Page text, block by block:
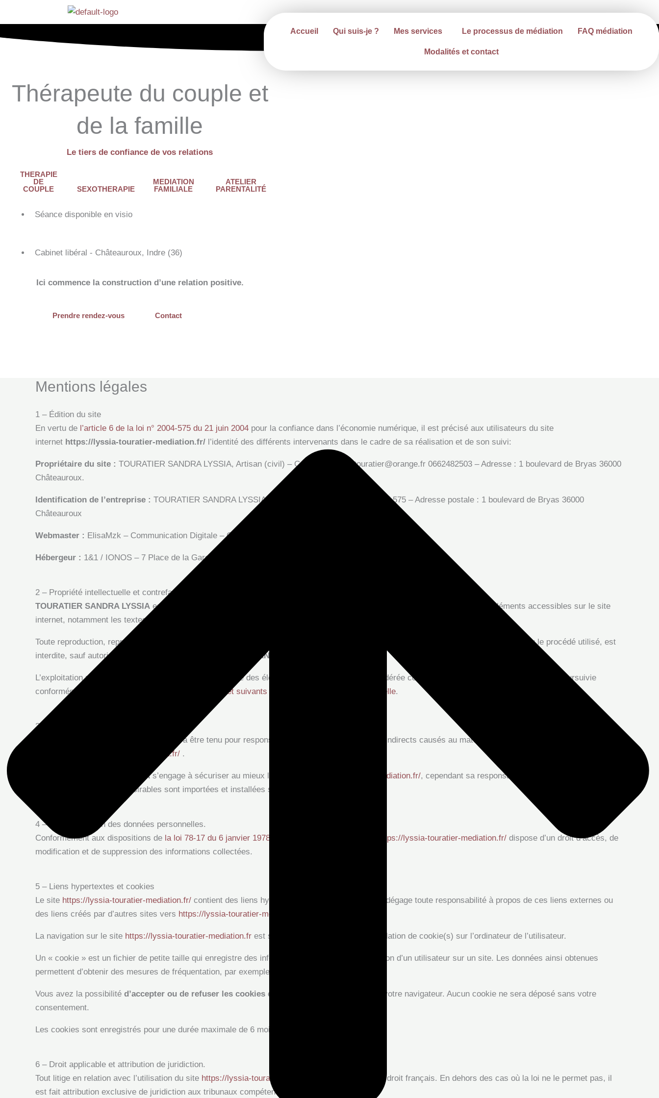
Accueil Qui suis-je ? Mes services Le processus de médiation FAQ médiation
Modalités et contact
Thérapeute du couple et
de la famille
Le tiers de confiance de vos relations
THERAPIE
DE
COUPLE
SEXOTHERAPIE
MEDIATION
FAMILIALE
ATELIER
PARENTALITÉ
Séance disponible en visio
Cabinet libéral - Châteauroux, Indre (36)
Ici commence la construction d’une relation positive.
Prendre rendez-vous Contact
Mentions légales
1 – Édition du site
En vertu de l’article 6 de la loi n° 2004-575 du 21 juin 2004 pour la confiance dans l’économie numérique, il est précisé aux utilisateurs du site
internet https://lyssia-touratier-mediation.fr/ l’identité des différents intervenants dans le cadre de sa réalisation et de son suivi:
Propriétaire du site : TOURATIER SANDRA LYSSIA, Artisan (civil) – Contact : lyssia.touratier@orange.fr 0662482503 – Adresse : 1 boulevard de Bryas 36000
Châteauroux.
Identification de l’entreprise : TOURATIER SANDRA LYSSIA, Artisan (civil) – SIREN : 443 217 575 – Adresse postale : 1 boulevard de Bryas 36000
Châteauroux
Webmaster : ElisaMzk – Communication Digitale – Contact : hello@elisamzk.com.
Hébergeur : 1&1 / IONOS – 7 Place de la Gare – 57200 Sarreguemines – Téléphone : 09.70.80.89.11
2 – Propriété intellectuelle et contrefaçons.
TOURATIER SANDRA LYSSIA est propriétaire des droits de propriété intellectuelle et détient les droits d’usage sur tous les éléments accessibles sur le site
internet, notamment les textes, images, graphismes, logos, vidéos, architecture, icônes et sons.
Toute reproduction, représentation, modification, publication, adaptation de tout ou partie des éléments du site, quel que soit le moyen ou le procédé utilisé, est
interdite, sauf autorisation écrite préalable de
TOURATIER SANDRA LYSSIA
L’exploitation non autorisée du site ou de l’un quelconque des éléments qu’il contient sera considérée comme constitutive d’une contrefaçon et poursuivie
conformément aux dispositions des articles
L.335-2 et suivants du Code de Propriété Intellectuelle.
3 – Limitations de responsabilité.
ne pourra être tenu pour responsable des dommages directs et indirects causés au matériel de l’utilisateur, lors de l’accès au
https://lyssia-touratier-mediation.fr/ .
TOURATIER SANDRA LYSSIAs’engage à sécuriser au mieux le site https://lyssia-touratier-mediation.fr/, cependant sa responsabilité ne pourra être mise en
cause si des données indésirables sont importées et installées sur son site à son insu.
4 – CNIL et gestion des données personnelles.
Conformément aux dispositions de la loi 78-17 du 6 janvier 1978 modifiée https://lyssia-touratier-mediation.fr/ dispose d’un droit d’accès, de
modification et de suppression des informations collectées.
5 – Liens hypertextes et cookies
Le site https://lyssia-touratier-mediation.fr/ contient des liens hypertextes vers d’autres sites et dégage toute responsabilité à propos de ces liens externes ou
des liens créés par d’autres sites vers https://lyssia-touratier-mediation.fr/
La navigation sur le site https://lyssia-touratier-mediation.fr est susceptible de provoquer l’installation de cookie(s) sur l’ordinateur de l’utilisateur.
Un « cookie » est un fichier de petite taille qui enregistre des informations relatives à la navigation d’un utilisateur sur un site. Les données ainsi obtenues
permettent d’obtenir des mesures de fréquentation, par exemple.
Vous avez la possibilité d’accepter ou de refuser les cookies en modifiant les paramètres de votre navigateur. Aucun cookie ne sera déposé sans votre
consentement.
Les cookies sont enregistrés pour une durée maximale de 6 mois.
6 – Droit applicable et attribution de juridiction.
Tout litige en relation avec l’utilisation du site https://lyssia-touratier-mediation.fr/
est soumis au droit français. En dehors des cas où la loi ne le permet pas, il
est fait attribution exclusive de juridiction aux tribunaux compétents de